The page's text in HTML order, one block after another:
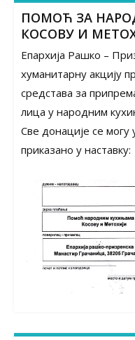
ПОМОЋ ЗА
КОСОВУ И
Епархија Рашко –
хуманитарну акцију
средстава за
лица у народним
Све донације се могу
приказано у наставку: